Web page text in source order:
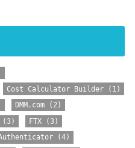
Cost Calculator Builder(1)
DMM.com(2)
(3) FTX (3)
(4)